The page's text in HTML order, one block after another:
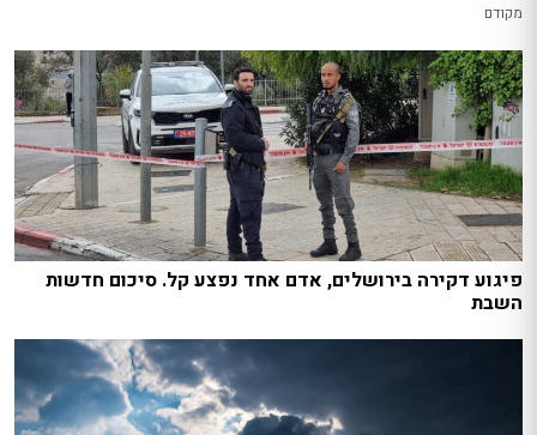
מקודם
פיגוע דקירה בירושלים, אדם אחד נפצע קל. סיכום חדשות
השבת